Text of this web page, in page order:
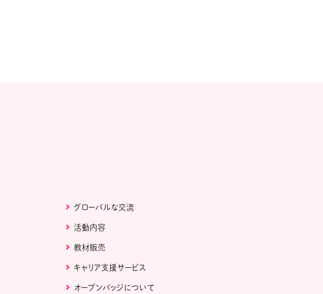
グローバルな交流
活動内容
教材販売
キャリア支援サービス
オープンバッジについて